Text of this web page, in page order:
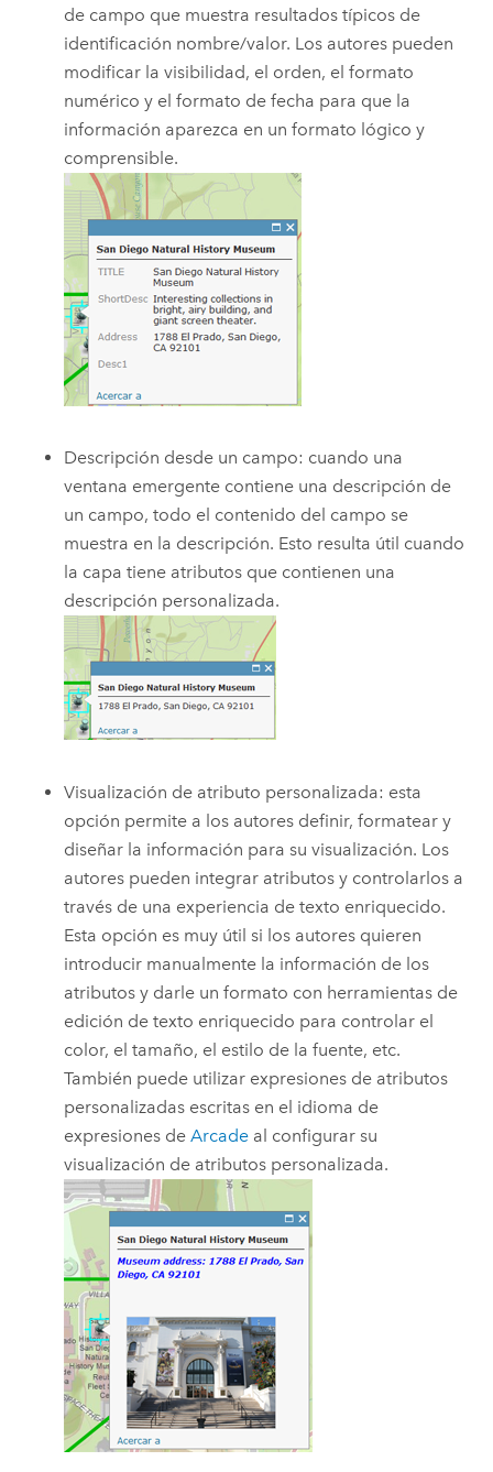
de campo que muestra resultados típicos de
identificación nombre/valor. Los autores pueden
modificar la visibilidad, el orden, el formato
numérico y el formato de fecha para que la
información aparezca en un formato lógico y
comprensible.
Descripción desde un campo: cuando una
ventana emergente contiene una descripción de
un campo, todo el contenido del campo se
muestra en la descripción. Esto resulta útil cuando
la capa tiene atributos que contienen una
descripción personalizada.
Visualización de atributo personalizada: esta
opción permite a los autores definir, formatear y
diseñar la información para su visualización. Los
autores pueden integrar atributos y controlarlos a
través de una experiencia de texto enriquecido.
Esta opción es muy útil si los autores quieren
introducir manualmente la información de los
atributos y darle un formato con herramientas de
edición de texto enriquecido para controlar el
color, el tamaño, el estilo de la fuente, etc.
También puede utilizar expresiones de atributos
personalizadas escritas en el idioma de
expresiones deArcade al configurar su
visualización de atributos personalizada.